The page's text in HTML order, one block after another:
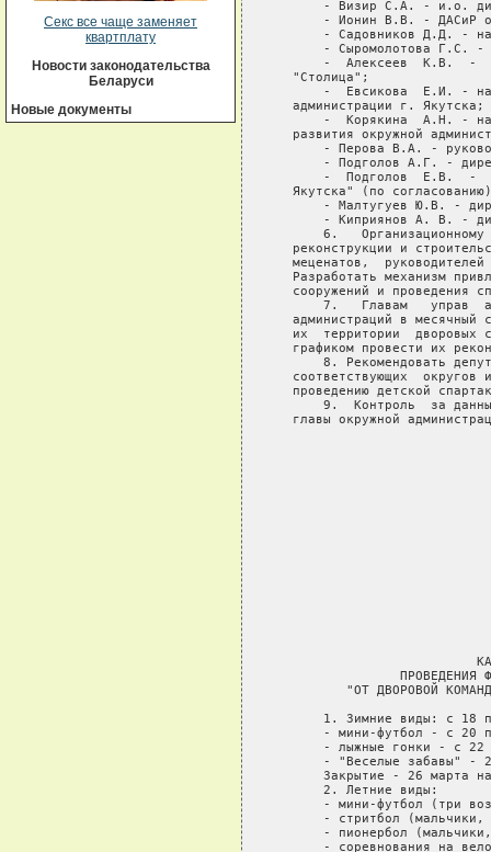
Секс все чаще заменяет
квартплату
Новости законодательства
Беларуси
Новые документы